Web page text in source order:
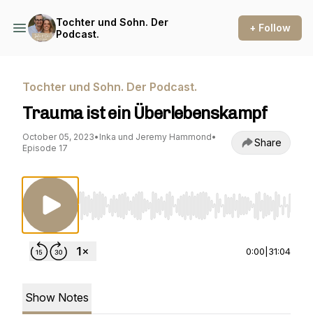
Tochter und Sohn. Der
Podcast.
+ Follow
Tochter und Sohn. Der Podcast.
Trauma ist ein Überlebenskampf
October 05, 2023• Inka und Jeremy Hammond•
Episode 17
Share
Use Left/Right to seek, Home/End to jump
0:00 31:04
Show Notes